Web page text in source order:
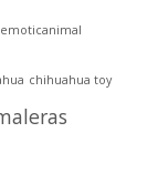
chihuahua toy